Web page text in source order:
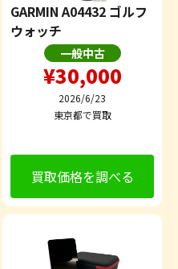
GARMIN A04432 ゴルフ
ウォッチ
一般中古
¥30,000
2026/6/23
東京都で買取
買取価格を調べる